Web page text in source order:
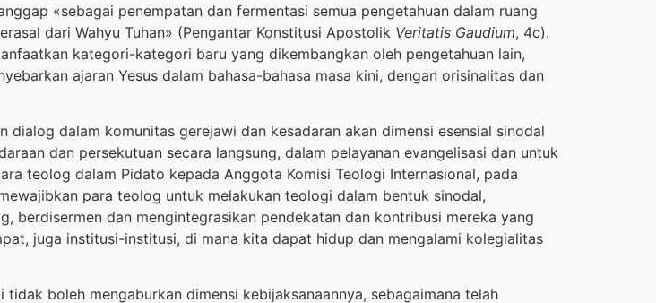
«sebagai penempatan dan fermentasi semua pengetahuan dalam ruang
dari Wahyu Tuhan» (Pengantar Konstitusi Apostolik Veritatis Gaudium, 4c).
kategori-kategori baru yang dikembangkan oleh pengetahuan lain,
ajaran Yesus dalam bahasa-bahasa masa kini, dengan orisinalitas dan
dalam komunitas gerejawi dan kesadaran akan dimensi esensial sinodal
dan persekutuan secara langsung, dalam pelayanan evangelisasi dan untuk
teolog dalam Pidato kepada Anggota Komisi Teologi Internasional, pada
para teolog untuk melakukan teologi dalam bentuk sinodal,
berdisermen dan mengintegrasikan pendekatan dan kontribusi mereka yang
juga institusi-institusi, di mana kita dapat hidup dan mengalami kolegialitas
boleh mengaburkan dimensi kebijaksanaannya, sebagaimana telah